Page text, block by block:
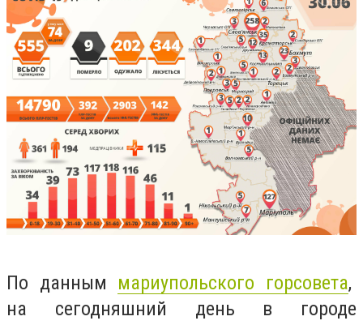
По данным мариупольского горсовета,
на сегодняшний день в городе